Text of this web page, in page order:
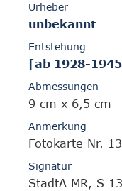
Urheber
unbekannt
Entstehung
[ab 1928-
Abmessungen
9 cm x 6,5 cm
Anmerkung
Fotokarte Nr. 13
Signatur
StadtA MR, S